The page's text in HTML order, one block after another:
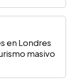
en Londres
masivo